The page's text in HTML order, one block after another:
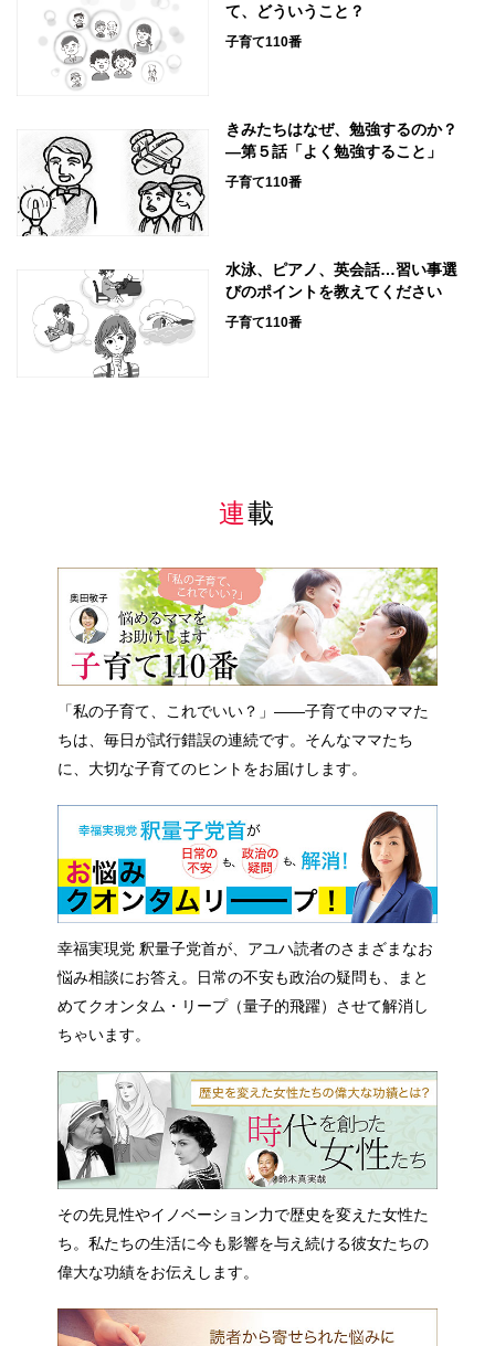
て、どういうこと？
子育て110番
きみたちはなぜ、勉強するのか？
―第５話「よく勉強すること」
子育て110番
水泳、ピアノ、英会話…習い事選
びのポイントを教えてください
子育て110番
連載
「私の子育て、これでいい？」――子育て中のママた
ちは、毎日が試行錯誤の連続です。そんなママたち
に、大切な子育てのヒントをお届けします。
幸福実現党 釈量子党首が、アユハ読者のさまざまなお
悩み相談にお答え。日常の不安も政治の疑問も、まと
めてクオンタム・リープ（量子的飛躍）させて解消し
ちゃいます。
その先見性やイノベーション力で歴史を変えた女性た
ち。私たちの生活に今も影響を与え続ける彼女たちの
偉大な功績をお伝えします。